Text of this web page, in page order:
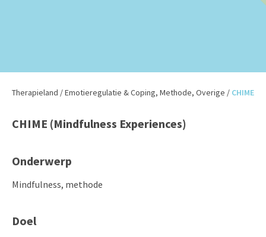
Therapieland /Emotieregulatie & Coping, Methode, Overige / CHIME
CHIME (Mindfulness Experiences)
Onderwerp
Mindfulness, methode
Doel